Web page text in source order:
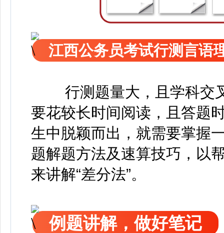
江西公务员考试行测言语
行测题量大，且学科交
要花较长时间阅读，且答题
生中脱颖而出，就需要掌握
题解题方法及速算技巧，以
来讲解“差分法”。
例题讲解，做好笔记